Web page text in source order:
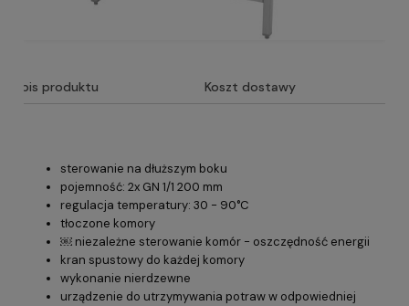
Opis produktu Koszt dostawy
sterowanie na dłuższym boku
pojemność: 2x GN 1/1 200 mm
regulacja temperatury: 30 - 90°C
tłoczone komory
￼ niezależne sterowanie komór - oszczędność energii
kran spustowy do każdej komory
wykonanie nierdzewne
urządzenie do utrzymywania potraw w odpowiedniej